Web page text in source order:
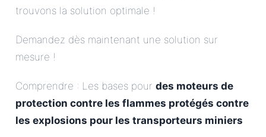
trouvons la solution optimale !
Demandez dès maintenant une solution sur
mesure !
Comprendre : Les bases pour des moteurs de
protection contre les flammes protégés contre
les explosions pour les transporteurs miniers